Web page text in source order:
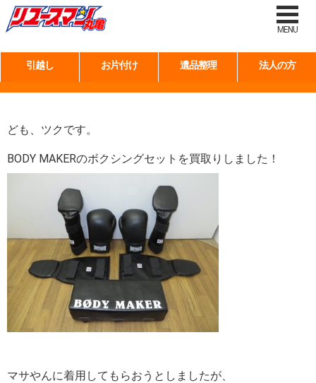
MENU
引越し お片付け 遺品整理 法人の方
タグ:スポーツ用品
ボクシングセット買取りしました！
ども、ツクです。
BODY MAKERのボクシングセットを買取りしました！
マサやんに着用してもらおうとしましたが、